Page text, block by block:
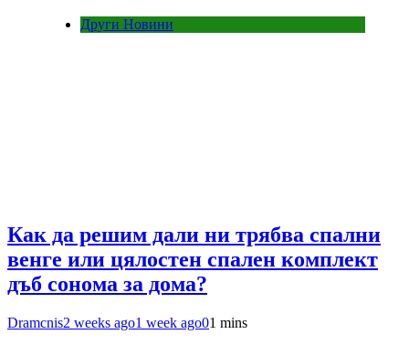
Други Новини
Как да решим дали ни трябва спални
венге или цялостен спален комплект
дъб сонома за дома?
Dramcnis2 weeks ago1 week ago01 mins